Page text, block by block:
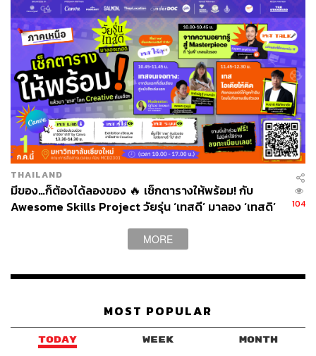
เรื่องและภาพ: พงศ์มนัส ทาศิริ
มหาวิทยาลัยเชียงใหม่
PM2.5
THAILAND
มีของ…ก็ต้องได้ลองของ 🔥 เช็กตารางให้พร้อม! กับ
Awesome Skills Project วัยรุ่น ‘เทสดี’ มาลอง ‘เทสดิ’
104
MORE
MOST POPULAR
TODAY WEEK MONTH